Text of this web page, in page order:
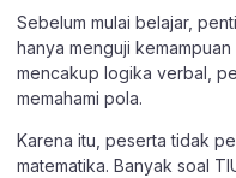
Sebelum mulai belajar,
hanya menguji
mencakup logika verbal,
memahami pola.
Karena itu, peserta tidak
matematika. Banyak soal